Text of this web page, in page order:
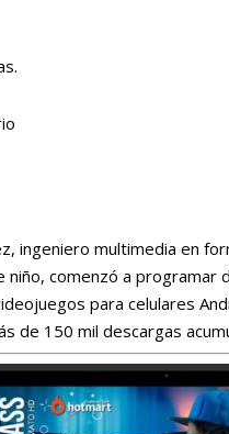
ingeniero multimedia en
niño, comenzó a
para celulares
de 150 mil descargas